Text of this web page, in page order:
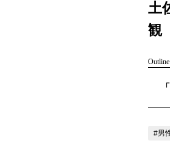
土
観
Outline
#男